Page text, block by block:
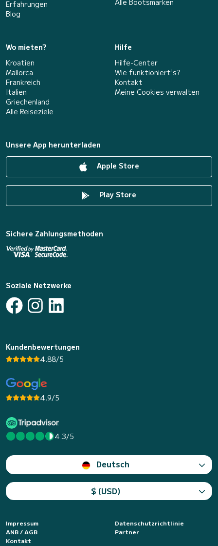
Erfahrungen
Blog
Alle Bootsmarken
Wo mieten?
Kroatien
Mallorca
Frankreich
Italien
Griechenland
Alle Reiseziele
Hilfe
Hilfe-Center
Wie funktioniert's?
Kontakt
Meine Cookies verwalten
Unsere App herunterladen
Apple Store
Play Store
Sichere Zahlungsmethoden
Soziale Netzwerke
Kundenbewertungen
4.88/5
4.9/5
4.3/5
Deutsch
$ (USD)
Impressum
Datenschutzrichtlinie
ANB / AGB
Partner
Kontakt